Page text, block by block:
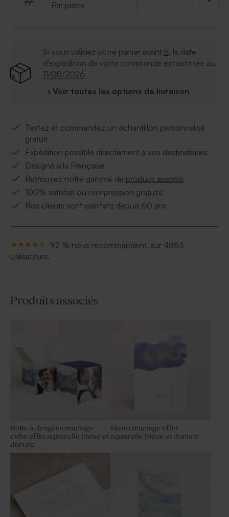
Par pièce
Si vous validez votre panier avant h, la date
d'expédition de votre commande est estimée au
11/08/2026
› Voir toutes les options de livraison
Testez et commandez un échantillon personnalisé
gratuit
Expédition possible directement à vos destinataires.
Désigné à la Française
Retrouvez notre gamme de produits assortis
100% satisfait ou réimpression gratuite
Nos clients sont satisfaits depuis 60 ans
92 % nous recommandent, sur 4863
utilisateurs.
Produits associés
Boîte à dragées mariage
cube effet aquarelle bleue et
dorure
Menu mariage effet
aquarelle bleue et dorure